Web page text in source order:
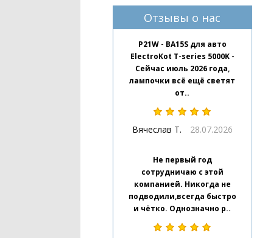
Отзывы о нас
P21W - BA15S для авто
ElectroKot T-series 5000K -
Сейчас июль 2026 года,
лампочки всё ещё светят
от..
Вячеслав Т. 28.07.2026
Не первый год
сотрудничаю с этой
компанией. Никогда не
подводили,всегда быстро
и чётко. Однозначно р..